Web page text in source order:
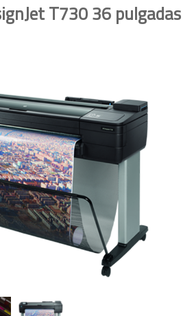
Tinta
Continuo
Láser Color
Láser Monocromatica
T730 36 pulgadas